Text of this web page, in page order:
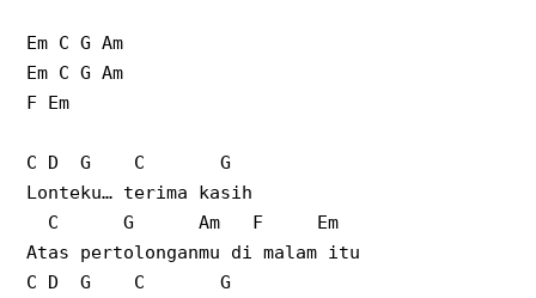
Em C G Am
Em C G Am
F Em
C D G C
G
Lonteku… terima kasih
C
G Am F
Em
Atas pertolonganmu di malam itu
C D
G C
G